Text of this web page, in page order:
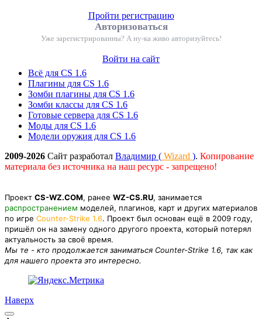
Пройти регистрацию
Авторизоваться
Уже зарегистрированны? А ну-ка живо авторизуйтесь!
Войти на сайт
Всё для CS 1.6
Плагины для CS 1.6
Зомби плагины для CS 1.6
Зомби классы для CS 1.6
Готовые сервера для CS 1.6
Моды для CS 1.6
Модели оружия для CS 1.6
2009-2026 Сайт разработал Владимир ( Wizard ). Копирование
материала без источника на наш ресурс - запрещено!
Проект CS-WZ.COM, ранее WZ-CS.RU, занимается
распространением моделей, плагинов, карт и других материалов
по игре Counter-Strike 1.6. Проект был основан ещё в 2009 году,
пришёл он на замену одного другого проекта, который потерял
актуальность за своё время.
Мы те - кто продолжается заниматься Counter-Strike 1.6, так как
для нашего проекта это интересно.
Наверх